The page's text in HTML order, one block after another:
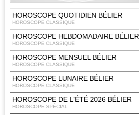
Bélier Taureau Gémeaux Cancer
Lion Vierge
HOROSCOPE QUOTIDIEN BÉLIER
HOROSCOPE CLASSIQUE
HOROSCOPE HEBDOMADAIRE BÉLIER
HOROSCOPE CLASSIQUE
HOROSCOPE MENSUEL BÉLIER
HOROSCOPE CLASSIQUE
HOROSCOPE LUNAIRE BÉLIER
HOROSCOPE CLASSIQUE
HOROSCOPE DE L'ÉTÉ 2026 BÉLIER
HOROSCOPE SPÉCIAL